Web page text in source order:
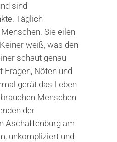
sind
Täglich
Sie eilen
weiß, was den
schaut genau
Fragen, Nöten und
gerät das Leben
Menschen
der
Aschaffenburg am
unkompliziert und